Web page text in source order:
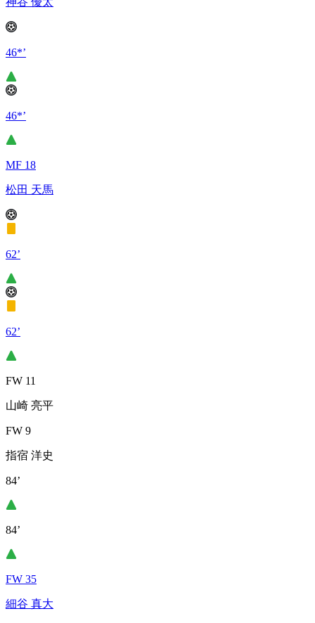
46*’
46*’
MF 18
松田 天馬
62’
62’
FW 11
山崎 亮平
FW 9
指宿 洋史
84’
84’
FW 35
細谷 真大